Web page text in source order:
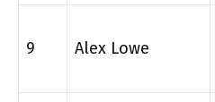
9 Alex Lowe